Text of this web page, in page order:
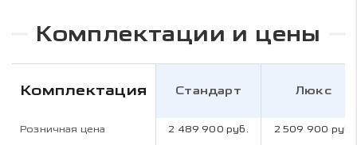
Комплектации и цены
Комплектация Стандарт Люкс
Розничная цена 2 489 900 руб. 2 509 900 руб.